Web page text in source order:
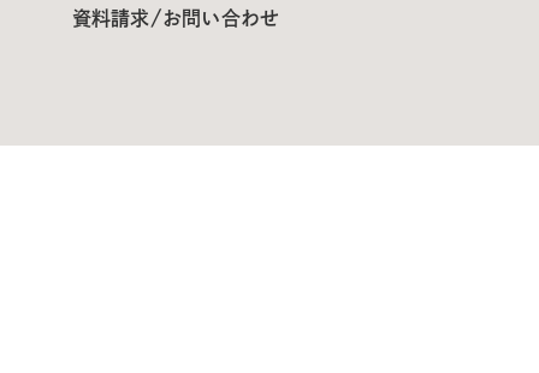
資料請求/お問い合わせ